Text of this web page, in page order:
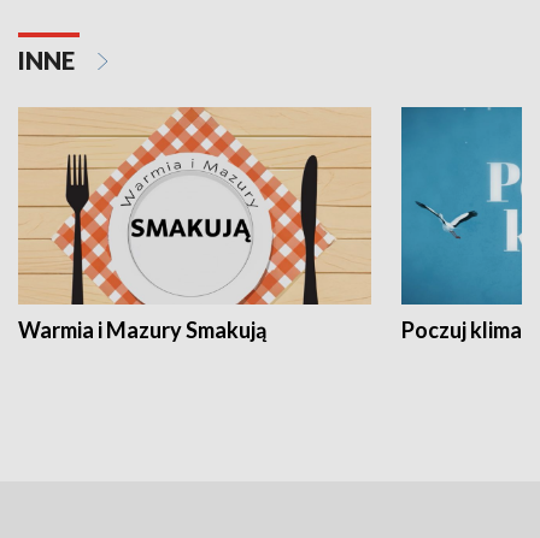
INNE
Warmia i Mazury Smakują Poczuj klimat